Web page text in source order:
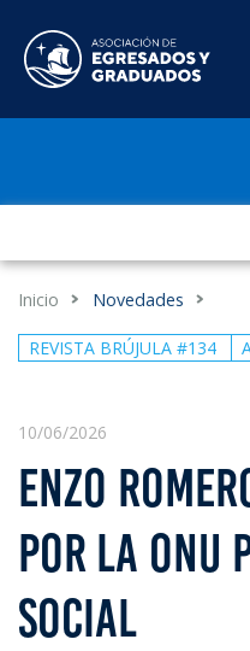
Inicio Novedades
REVISTA BRÚJULA #134
10/06/2026
ENZO
POR LA ONU
SOCIAL